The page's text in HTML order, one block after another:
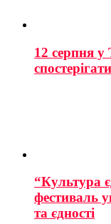
12 серпня у
“Культура
фестиваль
та єдності